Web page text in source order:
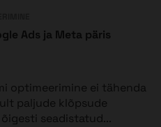
Ads ja Meta päris
optimeerimine ei tähenda
paljude klõpsude
seadistatud...